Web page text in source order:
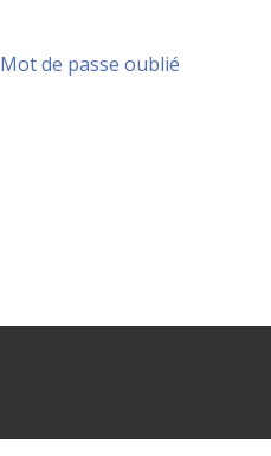
Mot de passe oublié